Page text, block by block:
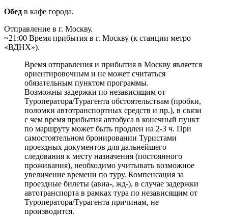
Обед в кафе города.
Отправление в г. Москву.
~21:00 Время прибытия в г. Москву (к станции метро
«ВДНХ»).
Время отправления и прибытия в Москву является
ориентировочным и не может считаться
обязательным пунктом программы.
Возможны задержки по независящим от
Туроператора/Турагента обстоятельствам (пробки,
поломки автотранспортных средств и пр.), в связи
с чем время прибытия автобуса в конечный пункт
по маршруту может быть продлен на 2-3 ч. При
самостоятельном бронировании Туристами
проездных документов для дальнейшего
следования к месту назначения (постоянного
проживания), необходимо учитывать возможное
увеличение времени по туру. Компенсация за
проездные билеты (авиа-, жд-), в случае задержки
автотранспорта в рамках тура по независящим от
Туроператора/Турагента причинам, не
производится.